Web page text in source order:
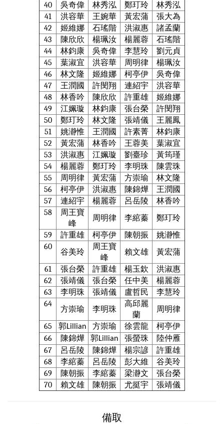
40 吳奇偉 林秀泓 鄭玎玲 林秀泓
41 洪容華 王婉華 黃宏蒲 張大為
42 姬維娜 石瑤階 洪淑惠 諸孟蘭
43 陳欣欣 楊珮汝 楊麗蓉 石瑤階
44 林鈞康 吳奇偉 李慧玲 劉元貞
45 葉淑宜 洪容華 周明律 楊珮汝
46 林文隆 姬維娜 柯亭伊 吳奇偉
47 王潤國 許閔翔 連紹宇 洪容華
48 林香吟 陳欣欣 許重雄 姬維娜
49 江姵璇 林鈞康 張台榮 許閔翔
50 鄭玎玲 林文隆 張靖儀 王麗鳳
51 姚瀞惟 王潤國 許素菁 林鈞康
52 黃宏蒲 林香吟 王蓉美 葉淑宜
53 洪淑惠 江姵璇 劉臺珍 黃筠瑾
54 楊麗蓉 鄭玎玲 李明珠 陳雲珠
55 周明律 黃宏蒲 方崇瑜 林文隆
56 柯亭伊 洪淑惠 陳錦燁 王潤國
57 連紹宇 楊麗蓉 呂岳陵 林香吟
58
周王寶
峰
周明律 李綰蓁 鄭玎玲
59 許重雄 柯亭伊 陳朝振 姚瀞惟
60
谷美玲
周王寶
峰
賴文雄 黃宏蒲
61 張台榮 許重雄 楊玉欽 洪淑惠
62 張靖儀 張台榮 任中美 楊麗蓉
63 李明珠 張靖儀 盧哲民 李慧玲
64
方崇瑜 李明珠
高邱麗
蘭
周明律
65 郭Lillian 方崇瑜 徐雲龍 柯亭伊
66 陳錦燁 郭Lillian 張螢珠 陸仲雁
67 呂岳陵 陳錦燁 楊宗諺 許重雄
68 李綰蓁 呂岳陵 彭大維 谷美玲
69 陳朝振 李綰蓁 梁瀞文 張台榮
70 賴文雄 陳朝振 尤挺宇 張靖儀
備取